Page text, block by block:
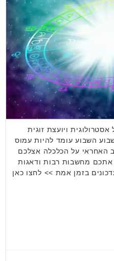
ויועצת זוגית
השבוע עומד להיות עמוס
האחראי על הכלכלה אצלכם
אתכם מחשבות רבות ודאגות
בזמן אמת >> לחצו כאן